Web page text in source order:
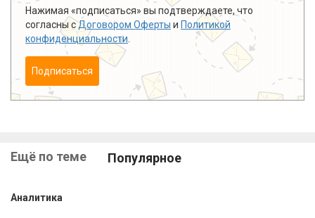
Нажимая «подписаться» вы подтверждаете, что
согласны сДоговором Оферты и Политикой
конфиденциальности
Подписаться
Ещё по теме Популярное
Аналитика